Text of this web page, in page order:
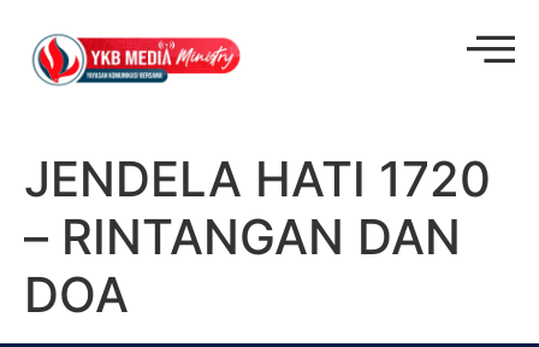
JENDELA HATI 1720
– RINTANGAN DAN
DOA